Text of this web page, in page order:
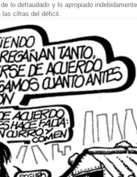
lo defraudado y lo apropiado
cifras del déficit.